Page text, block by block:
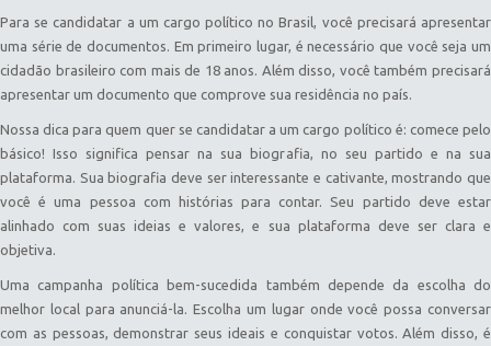
Para se candidatar a um cargo político no Brasil, você precisará apresentar
uma série de documentos. Em primeiro lugar, é necessário que você seja um
cidadão brasileiro com mais de 18 anos. Além disso, você também precisará
apresentar um documento que comprove sua residência no país.
Nossa dica para quem quer se candidatar a um cargo político é: comece pelo
básico! Isso significa pensar na sua biografia, no seu partido e na sua
plataforma. Sua biografia deve ser interessante e cativante, mostrando que
você é uma pessoa com histórias para contar. Seu partido deve estar
alinhado com suas ideias e valores, e sua plataforma deve ser clara e
objetiva.
Uma campanha política bem-sucedida também depende da escolha do
melhor local para anunciá-la. Escolha um lugar onde você possa conversar
com as pessoas, demonstrar seus ideais e conquistar votos. Além disso, é